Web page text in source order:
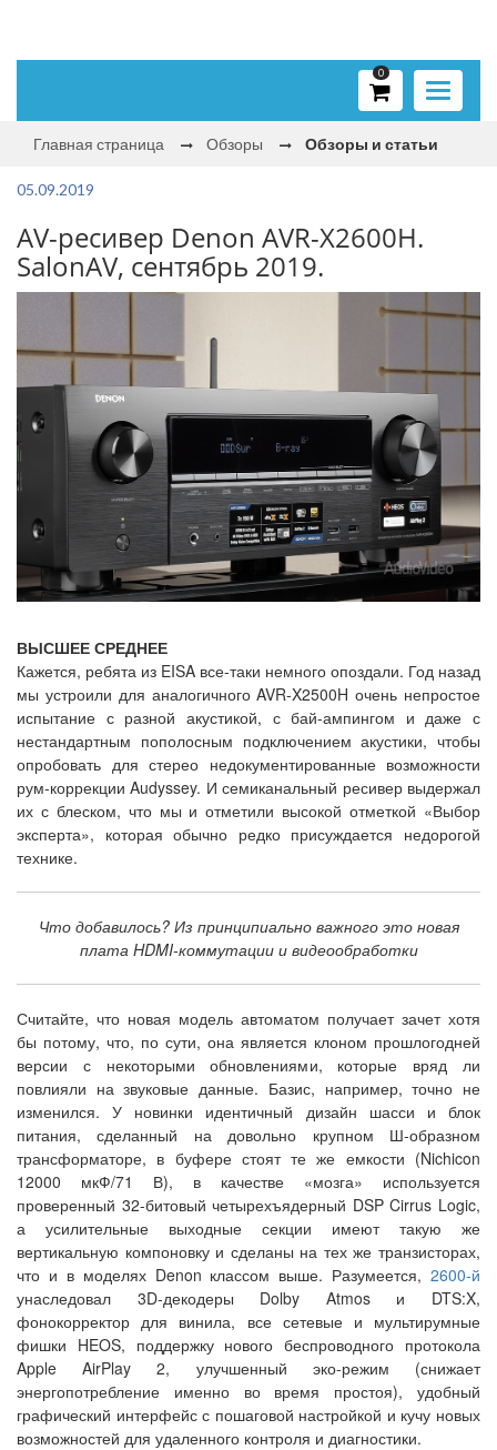
Toggle
0
Главная страница Обзоры Обзоры и статьи
05.09.2019
AV-ресивер Denon AVR-X2600H.
SalonAV, сентябрь 2019.
ВЫСШЕЕ СРЕДНЕЕ
Кажется, ребята из EISA все-таки немного опоздали. Год назад
мы устроили для аналогичного AVR-X2500H очень непростое
испытание с разной акустикой, с бай-ампингом и даже с
нестандартным пополосным подключением акустики, чтобы
опробовать для стерео недокументированные возможности
рум-коррекции Audyssey. И семиканальный ресивер выдержал
их с блеском, что мы и отметили высокой отметкой «Выбор
эксперта», которая обычно редко присуждается недорогой
технике.
Что добавилось? Из принципиально важного это новая
плата HDMI-коммутации и видеообработки
Считайте, что новая модель автоматом получает зачет хотя
бы потому, что, по сути, она является клоном прошлогодней
версии с некоторыми обновлениями, которые вряд ли
повлияли на звуковые данные. Базис, например, точно не
изменился. У новинки идентичный дизайн шасси и блок
питания, сделанный на довольно крупном Ш-образном
трансформаторе, в буфере стоят те же емкости (Nichicon
12000 мкФ/71 В), в качестве «мозга» используется
проверенный 32-битовый четырехъядерный DSP Cirrus Logic,
а усилительные выходные секции имеют такую же
вертикальную компоновку и сделаны на тех же транзисторах,
что и в моделях Denon классом выше. Разумеется, 2600-й
унаследовал 3D-декодеры Dolby Atmos и DTS:X,
фонокорректор для винила, все сетевые и мультирумные
фишки HEOS, поддержку нового беспроводного протокола
Apple AirPlay 2, улучшенный эко-режим (снижает
энергопотребление именно во время простоя), удобный
графический интерфейс с пошаговой настройкой и кучу новых
возможностей для удаленного контроля и диагностики.